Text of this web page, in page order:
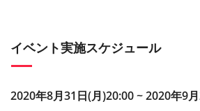
イベント実施スケジュール
2020年8月31日(月)20:00 ~ 2020年9